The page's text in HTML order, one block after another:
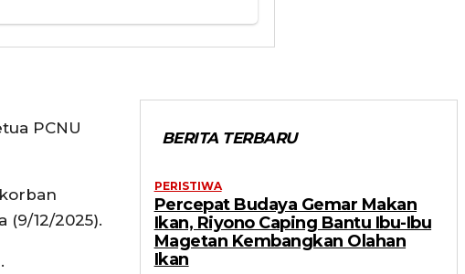
PCNU
(9/12/2025).
BERITA TERBARU
PERISTIWA
Percepat Budaya Gemar Makan
Ikan, Riyono Caping Bantu Ibu-Ibu
Magetan Kembangkan Olahan
Ikan